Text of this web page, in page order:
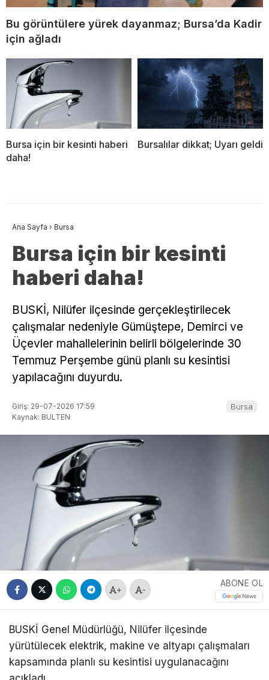
Bu görüntülere yürek dayanmaz; Bursa’da Kadir
için ağladı
Bursa için bir kesinti haberi
daha!
Bursalılar dikkat; Uyarı geldi
Ana Sayfa › Bursa
Bursa için bir kesinti
haberi daha!
BUSKİ, Nilüfer ilçesinde gerçekleştirilecek
çalışmalar nedeniyle Gümüştepe, Demirci ve
Üçevler mahallelerinin belirli bölgelerinde 30
Temmuz Perşembe günü planlı su kesintisi
yapılacağını duyurdu.
Giriş: 29-07-2026 17:59
Kaynak: BULTEN
Bursa
+ -
ABONE OL
BUSKİ Genel Müdürlüğü, Nilüfer ilçesinde
yürütülecek elektrik, makine ve altyapı çalışmaları
kapsamında planlı su kesintisi uygulanacağını